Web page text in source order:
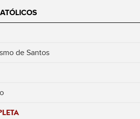
de Santos